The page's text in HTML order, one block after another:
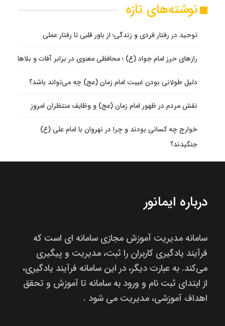
نوشته‌های تازه
توحید در رفتار فردی و زندگی؛ از باور قلبی تا رفتار عملی
رازهای حرز امام جواد (ع) ؛ محافظی معنوی در برابر آفات و بلاها
دلیل طولانی بودن غیبت امام زمان (عج) چه می‌تواند باشد؟
نقش مردم در ظهور امام زمان (عج) و وظایف منتظران امروز
خوارج چه کسانی بودند و چرا در نهروان با امام علی (ع)
جنگیدند؟
درباره ایمانور
سامانه مدیریت آموزش مجازی سامانه ای است که
فرآیند یادگیری کاربران را ثبت، مدیریت و پیگیری
می‌کند. به عبارت دیگر، در این سامانه فرآیند یادگیری،
از ابتدای ثبت نام و ورود به سامانه تا آموزش و تحقق
اهداف آموزشی، مدیریت می شود .